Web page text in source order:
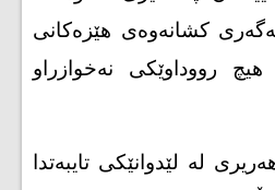
کشانەوەی هێزەکانی
رووداوێکی نەخوازراو
له‌ لێدوانێكی تایبه‌تدا